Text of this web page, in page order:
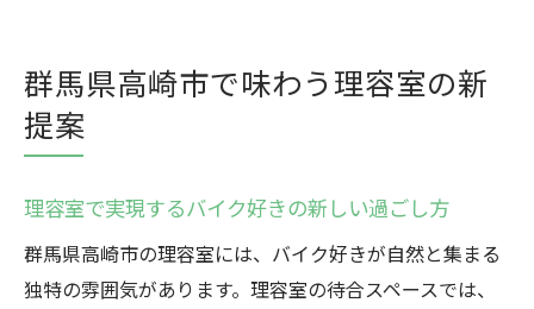
群馬県高崎市で味わう理容室の新
提案
理容室で実現するバイク好きの新しい過ごし方
群馬県高崎市の理容室には、バイク好きが自然と集まる
独特の雰囲気があります。理容室の待合スペースでは、